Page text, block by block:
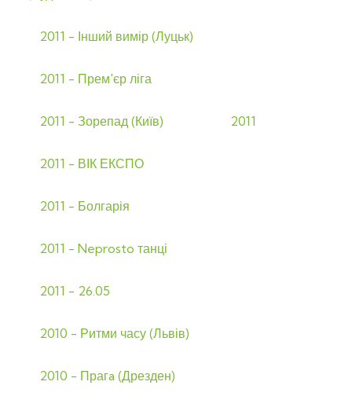
2011 - Інший вимір (Луцьк)
2011 - Прем'єр ліга
2011 - Зорепад (Київ) 2011
2011 - ВІК ЕКСПО
2011 - Болгарія
2011 - Neprosto танці
2011 - 26.05
2010 - Ритми часу (Львів)
2010 - Прагa (Дрезден)